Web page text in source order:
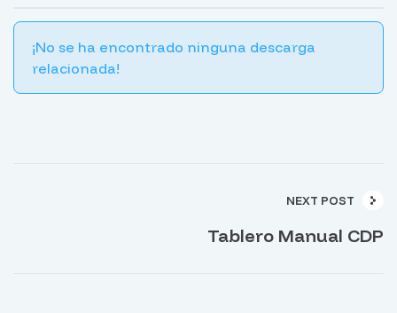
¡No se ha encontrado ninguna descarga
relacionada!
NEXT POST
Tablero Manual CDP